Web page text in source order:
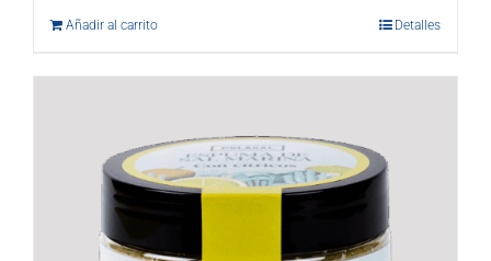
Añadir al carrito Detalles